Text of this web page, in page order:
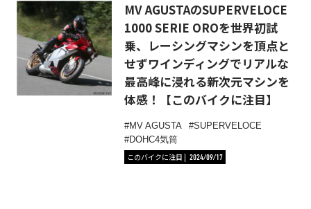
MV AGUSTAのSUPERVELOCE
1000 SERIE OROを世界初試
乗、レーシングマシンを頂点と
せずワインディングでリアルな
最高峰に浸れる新次元マシンを
体感！【このバイクに注目】
MV AGUSTA
SUPERVELOCE
DOHC4気筒
このバイクに注目
2024/09/17